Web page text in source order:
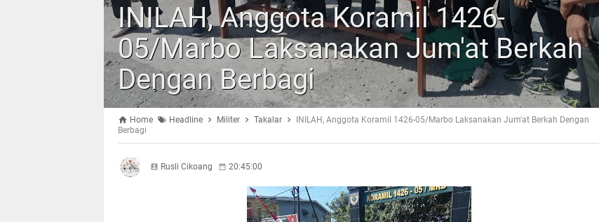
INILAH, Anggota Koramil 1426-
05/Marbo Laksanakan Jum'at Berkah
Dengan Berbagi
Home Headline Militer Takalar
INILAH, Anggota Koramil 1426-05/Marbo Laksanakan Jum'at Berkah Dengan
Berbagi
Rusli Cikoang 20:45:00